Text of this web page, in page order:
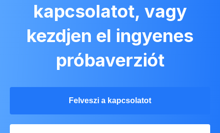
kapcsolatot, vagy
kezdjen el ingyenes
próbaverziót
Felveszi a kapcsolatot